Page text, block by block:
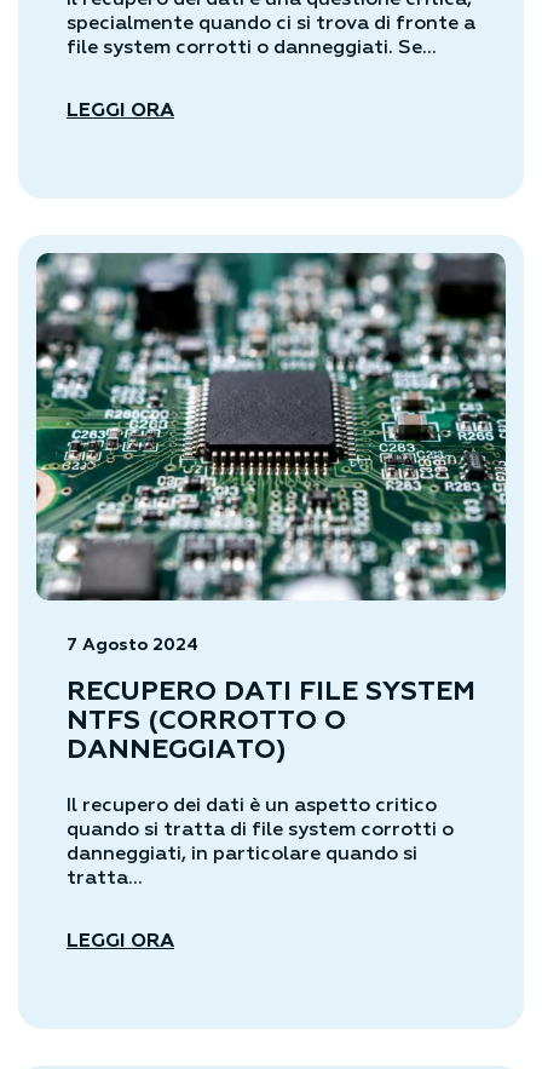
specialmente quando ci si trova di fronte a
file system corrotti o danneggiati. Se...
LEGGI ORA
7 Agosto 2024
RECUPERO DATI FILE SYSTEM
NTFS (CORROTTO O
DANNEGGIATO)
Il recupero dei dati è un aspetto critico
quando si tratta di file system corrotti o
danneggiati, in particolare quando si
tratta...
LEGGI ORA